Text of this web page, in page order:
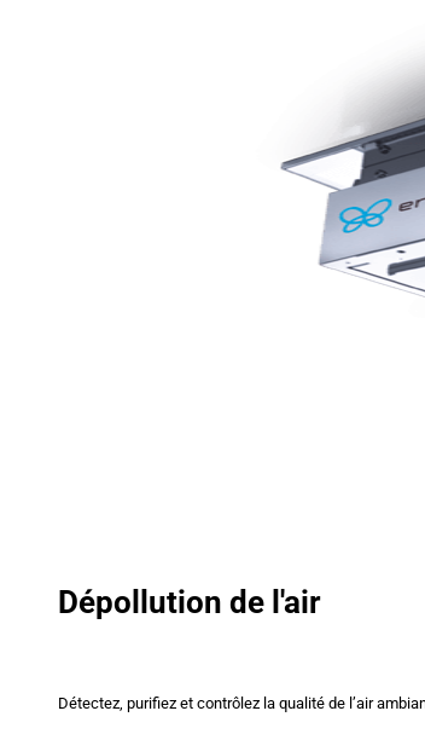
Dépollution de l'air
Détectez, purifiez et contrôlez la qualité de l’air